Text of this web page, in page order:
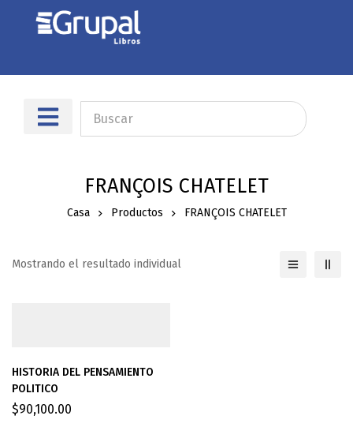
FRANÇOIS CHATELET
Casa Productos FRANÇOIS CHATELET
Mostrando el resultado individual
HISTORIA DEL PENSAMIENTO
POLITICO
$90,100.00